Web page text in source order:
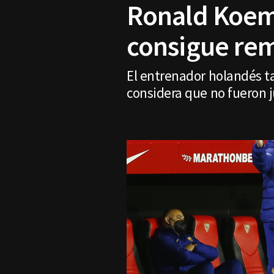
Ronald
consigue
El entrenador holandés
considera que no fueron